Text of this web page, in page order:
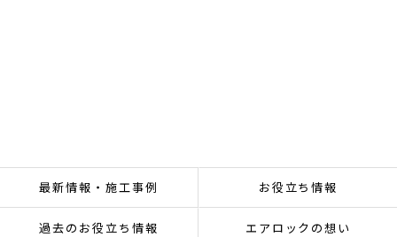
最新情報・施工事例 お役立ち情報
過去のお役立ち情報 エアロックの想い